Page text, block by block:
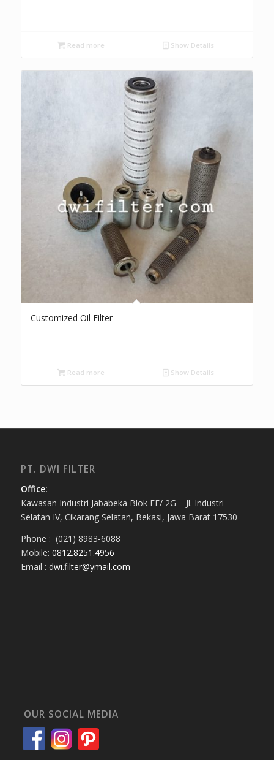
Read more Show Details
Customized Oil Filter
Read more Show Details
PT. DWI FILTER
Office:
Kawasan Industri Jababeka Blok EE/ 2G – Jl. Industri
Selatan IV, Cikarang Selatan, Bekasi, Jawa Barat 17530
Phone : (021) 8983-6088
Mobile: 0812.8251.4956
Email : dwi.filter@ymail.com
OUR SOCIAL MEDIA